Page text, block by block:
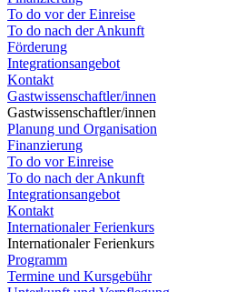
To do vor der Einreise
To do nach der Ankunft
Förderung
Integrationsangebot
Kontakt
Gastwissenschaftler/innen
Gastwissenschaftler/innen
Planung und Organisation
Finanzierung
To do vor Einreise
To do nach der Ankunft
Integrationsangebot
Kontakt
Internationaler Ferienkurs
Internationaler Ferienkurs
Programm
Termine und Kursgebühr